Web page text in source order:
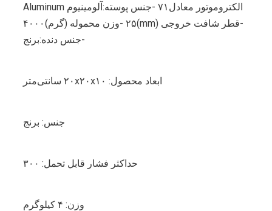
الکتروموتور معادل۷۱ -جنس پوسته:آلومینیوم Aluminum
-قطر شافت خروجی (mm)۲۵ -وزن محموله (گرم)۴۰۰۰
-جنس دنده:برنج
ابعاد محصول: ۲۰x۲۰x۱۰ سانتی‌متر
جنس: برنج
حداکثر فشار قابل تحمل: ۳۰۰
وزن: ۴ کیلوگرم